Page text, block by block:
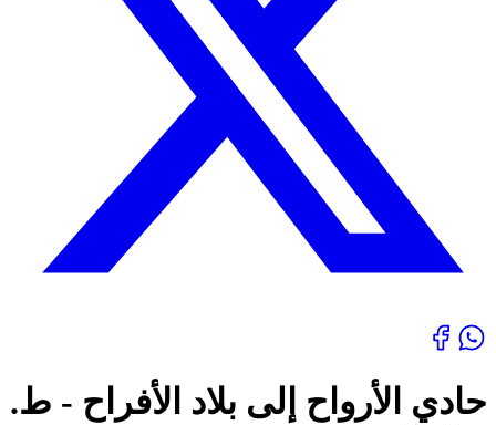
حادي الأرواح إلى بلاد الأفراح - ط.